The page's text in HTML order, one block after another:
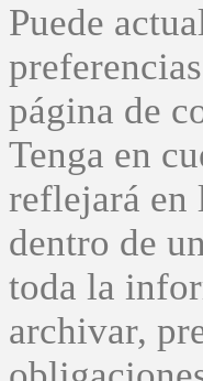
Puede
página de
Tenga en
reflejará en
dentro de
toda la
archivar,